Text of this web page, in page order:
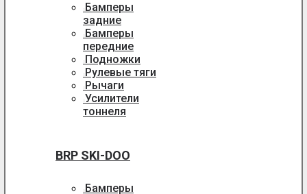
Бамперы
задние
Бамперы
передние
Подножки
Рулевые тяги
Рычаги
Усилители
тоннеля
BRP SKI-DOO
Бамперы